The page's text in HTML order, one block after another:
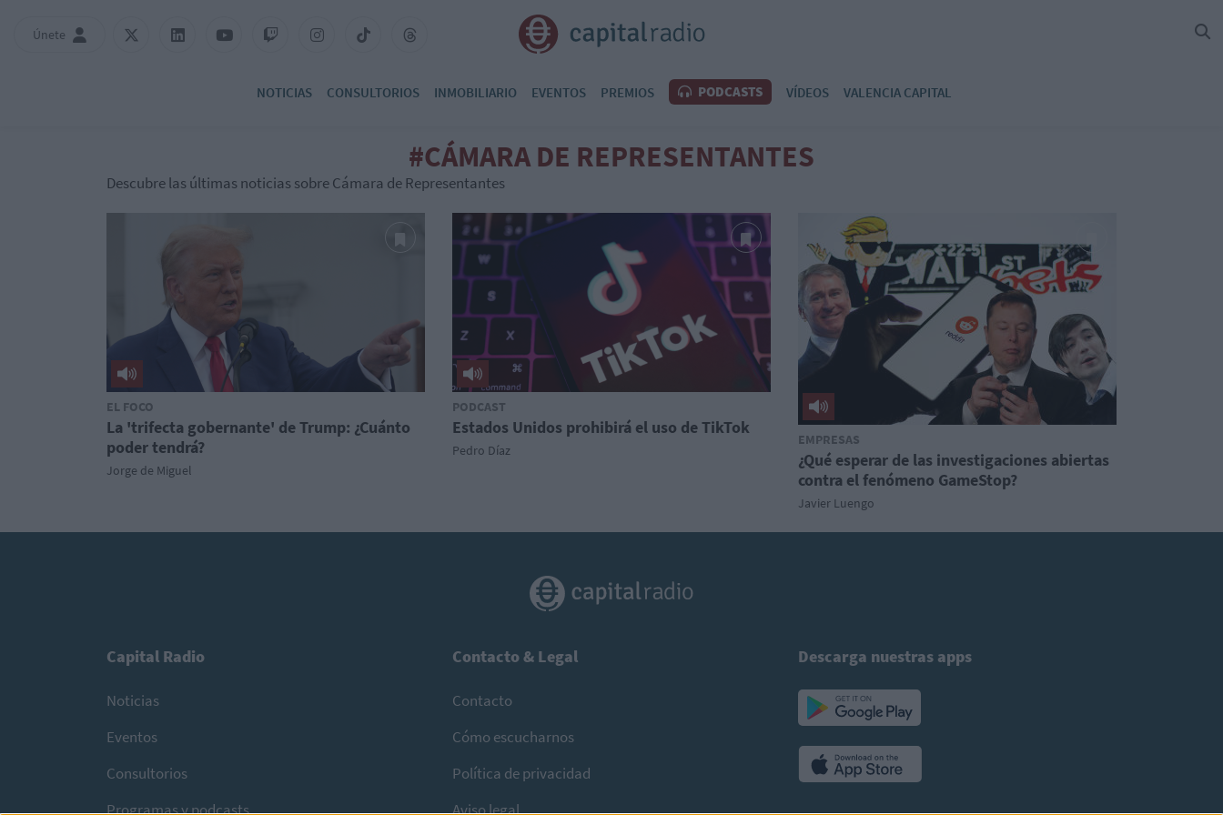
Únete
NOTICIAS CONSULTORIOS INMOBILIARIO EVENTOS PREMIOS PODCASTS VÍDEOS VALENCIA CAPITAL
#CÁMARA DE REPRESENTANTES
Descubre las últimas noticias sobre Cámara de Representantes
EL FOCO
La 'trifecta gobernante' de Trump: ¿Cuánto
poder tendrá?
Jorge de Miguel
PODCAST
Estados Unidos prohibirá el uso de TikTok
Pedro Díaz
EMPRESAS
¿Qué esperar de las investigaciones abiertas
contra el fenómeno GameStop?
Javier Luengo
Capital Radio
Noticias
Eventos
Consultorios
Programas y podcasts
Contacto & Legal
Contacto
Cómo escucharnos
Política de privacidad
Aviso legal
Descarga nuestras apps